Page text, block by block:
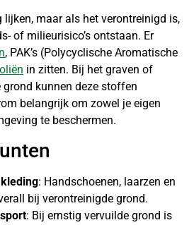
lijken, maar als het verontreinigd is,
of milieurisico’s ontstaan. Er
, PAK’s (Polycyclische Aromatische
oliën in zitten. Bij het graven of
kunnen deze stoffen
belangrijk om zowel je eigen
te beschermen.
: Handschoenen, laarzen en
bij verontreinigde grond.
: Bij ernstig vervuilde grond is